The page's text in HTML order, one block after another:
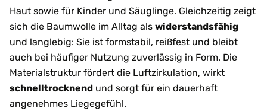
Haut sowie für Kinder und Säuglinge. Gleichzeitig zeigt
sich die Baumwolle im Alltag als widerstandsfähig
und langlebig: Sie ist formstabil, reißfest und bleibt
auch bei häufiger Nutzung zuverlässig in Form. Die
Materialstruktur fördert die Luftzirkulation, wirkt
schnelltrocknend und sorgt für ein dauerhaft
angenehmes Liegegefühl.